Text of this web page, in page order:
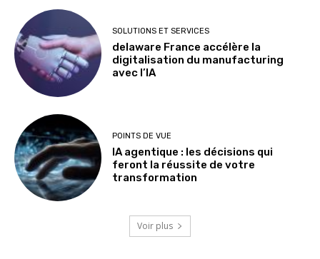
SOLUTIONS ET SERVICES
delaware France accélère la
digitalisation du manufacturing
avec l’IA
POINTS DE VUE
IA agentique : les décisions qui
feront la réussite de votre
transformation
Voir plus